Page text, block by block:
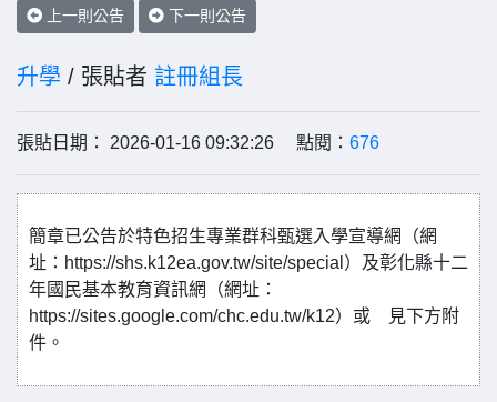
上一則公告 下一則公告
升學 / 張貼者 註冊組長
張貼日期： 2026-01-16 09:32:26 點閱： 676
簡章已公告於特色招生專業群科甄選入學宣導網（網
址：https://shs.k12ea.gov.tw/site/special）及彰化縣十二
年國民基本教育資訊網（網址：
https://sites.google.com/chc.edu.tw/k12）或 見下方附
件。